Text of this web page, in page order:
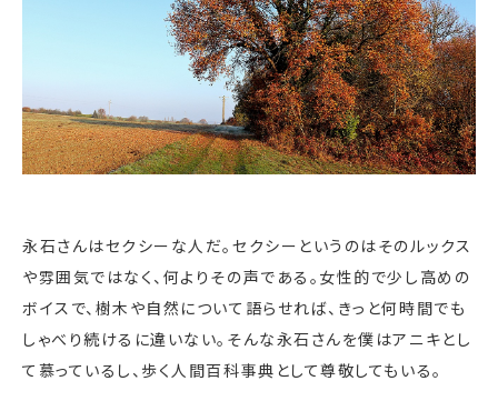
永石さんはセクシーな人だ。セクシーというのはそのルックス
や雰囲気ではなく、何よりその声である。女性的で少し高めの
ボイスで、樹木や自然について語らせれば、きっと何時間でも
しゃべり続けるに違いない。そんな永石さんを僕はアニキとし
て慕っているし、歩く人間百科事典として尊敬してもいる。